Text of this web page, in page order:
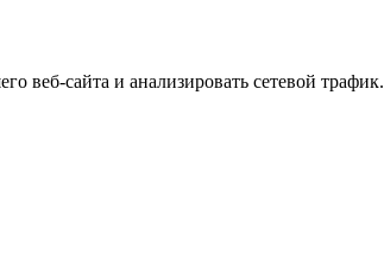
веб-сайта и анализировать сетевой трафик.